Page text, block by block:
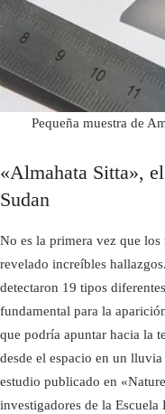
Pequeña muestra de
«Almahata Sitta»,
Sudan
No es la primera vez que
revelado increíbles
detectaron 19 tipos
fundamental para la
que podría apuntar hacia la
desde el espacio en un
estudio publicado en
investigadores de la Escuela